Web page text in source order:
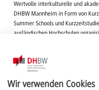
Wertvolle interkulturelle und
DHBW Mannheim in Form von
Summer Schools und
ausländischen Hochschulen
Mannheim. Eine Teilnahme ist nur
Weitere Informationen zu den
Sprachkurse in Hong Kong, Peking,
Wir verwenden Cookies